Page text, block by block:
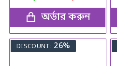
অর্ডার করুন
DISCOUNT: 26%